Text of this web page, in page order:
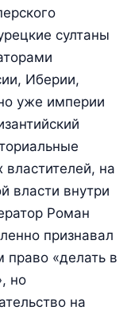
султаны
Иберии,
уже империи
на
власти внутри
Роман
признавал
«делать в
но
на